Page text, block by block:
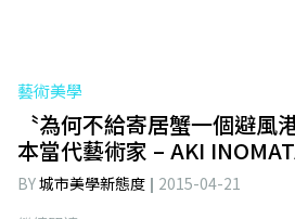
藝術美學
〝為何不給寄居蟹一個避風
本當代藝術家 – AKI
BY城市美學新態度
2015-04-21